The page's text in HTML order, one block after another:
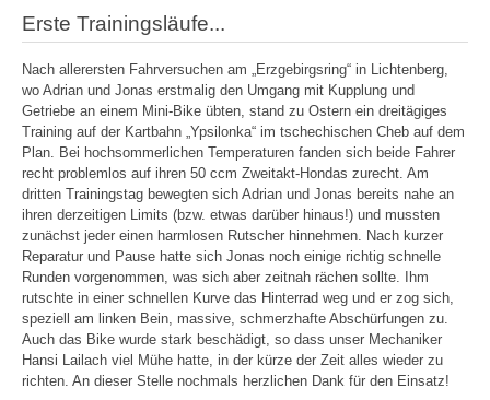
Erste Trainingsläufe...
Nach allerersten Fahrversuchen am „Erzgebirgsring“ in Lichtenberg,
wo Adrian und Jonas erstmalig den Umgang mit Kupplung und
Getriebe an einem Mini-Bike übten, stand zu Ostern ein dreitägiges
Training auf der Kartbahn „Ypsilonka“ im tschechischen Cheb auf dem
Plan. Bei hochsommerlichen Temperaturen fanden sich beide Fahrer
recht problemlos auf ihren 50 ccm Zweitakt-Hondas zurecht. Am
dritten Trainingstag bewegten sich Adrian und Jonas bereits nahe an
ihren derzeitigen Limits (bzw. etwas darüber hinaus!) und mussten
zunächst jeder einen harmlosen Rutscher hinnehmen. Nach kurzer
Reparatur und Pause hatte sich Jonas noch einige richtig schnelle
Runden vorgenommen, was sich aber zeitnah rächen sollte. Ihm
rutschte in einer schnellen Kurve das Hinterrad weg und er zog sich,
speziell am linken Bein, massive, schmerzhafte Abschürfungen zu.
Auch das Bike wurde stark beschädigt, so dass unser Mechaniker
Hansi Lailach viel Mühe hatte, in der kürze der Zeit alles wieder zu
richten. An dieser Stelle nochmals herzlichen Dank für den Einsatz!